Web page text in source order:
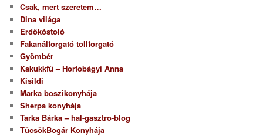
Csak, mert szeretem…
Dina világa
Erdőkóstoló
Fakanálforgató tollforgató
Gyömbér
Kakukkfű – Hortobágyi Anna
Kisildi
Marka boszikonyhája
Sherpa konyhája
Tarka Bárka – hal-gasztro-blog
TücsökBogár Konyhája